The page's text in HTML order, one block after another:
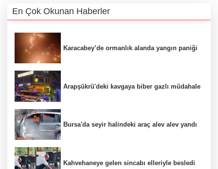
En Çok Okunan Haberler
Karacabey’de ormanlık alanda yangın paniği
Arapşükrü'deki kavgaya biber gazlı müdahale
Bursa'da seyir halindeki araç alev alev yandı
Kahvehaneye gelen sincabı elleriyle besledi